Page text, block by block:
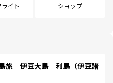
イト ショップ
旅 伊豆大島 利島（伊豆諸